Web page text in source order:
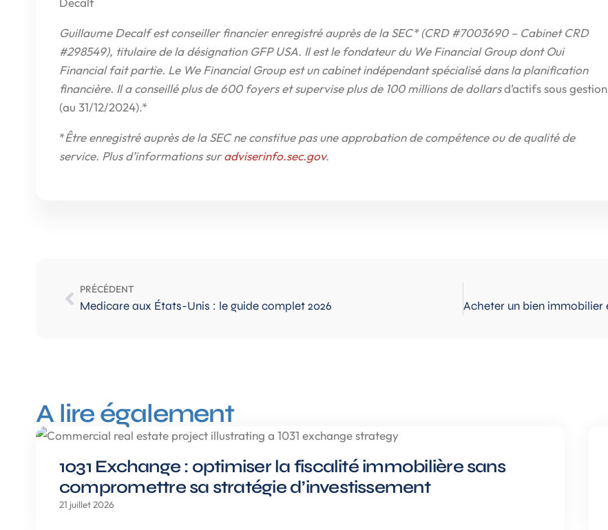
Guillaume Decalf est conseiller financier enregistré auprès de la SEC* (CRD #7003690 – Cabinet CRD
#298549), titulaire de la désignation GFP USA. Il est le fondateur du We Financial Group dont Oui
Financial fait partie. Le We Financial Group est un cabinet indépendant spécialisé dans la planification
financière. Il a conseillé plus de 600 foyers et supervise plus de 100 millions de dollarsd’actifs sous gestion
(au 31/12/2024).*
*Être enregistré auprès de la SEC ne constitue pas une approbation de compétence ou de qualité de
service. Plus d’informations suradviserinfo.sec.gov.
PRÉCÉDENT
Medicare aux États-Unis : le guide complet 2026
A lire également
1031 Exchange : optimiser la fiscalité immobilière sans
compromettre sa stratégie d’investissement
21 juillet 2026